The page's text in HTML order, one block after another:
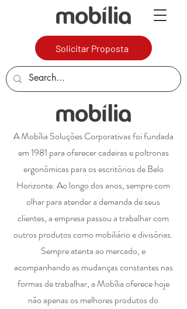
Solicitar Proposta
A Mobília Soluções Corporativas foi fundada
em 1981 para oferecer cadeiras e poltronas
ergonômicas para os escritórios de Belo
Horizonte. Ao longo dos anos, sempre com
olhar para atender a demanda de seus
clientes, a empresa passou a trabalhar com
outros produtos como mobiliário e divisórias.
Sempre atenta ao mercado, e
acompanhando as mudanças constantes nas
formas de trabalhar, a Mobília oferece hoje
não apenas os melhores produtos do